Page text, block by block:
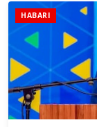
HABARI